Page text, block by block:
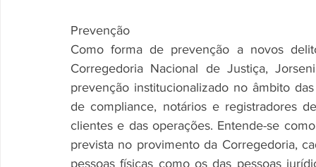
Prevenção
Como forma de prevenção a novos
Corregedoria Nacional de Justiça,
prevenção institucionalizado no âmbito
de compliance, notários e registradores
clientes e das operações. Entende-se
prevista no provimento da Corregedoria,
pessoas físicas como os das pessoas